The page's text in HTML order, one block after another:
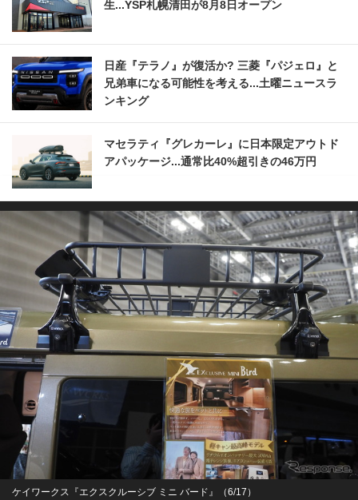
生...YSP札幌清田が8月8日オープン
日産『テラノ』が復活か? 三菱『パジェロ』と
兄弟車になる可能性を考える...土曜ニュースラ
ンキング
マセラティ『グレカーレ』に日本限定アウトド
アパッケージ...通常比40%超引きの46万円
ケイワークス『エクスクルーシブ ミニ バード』（6/17）